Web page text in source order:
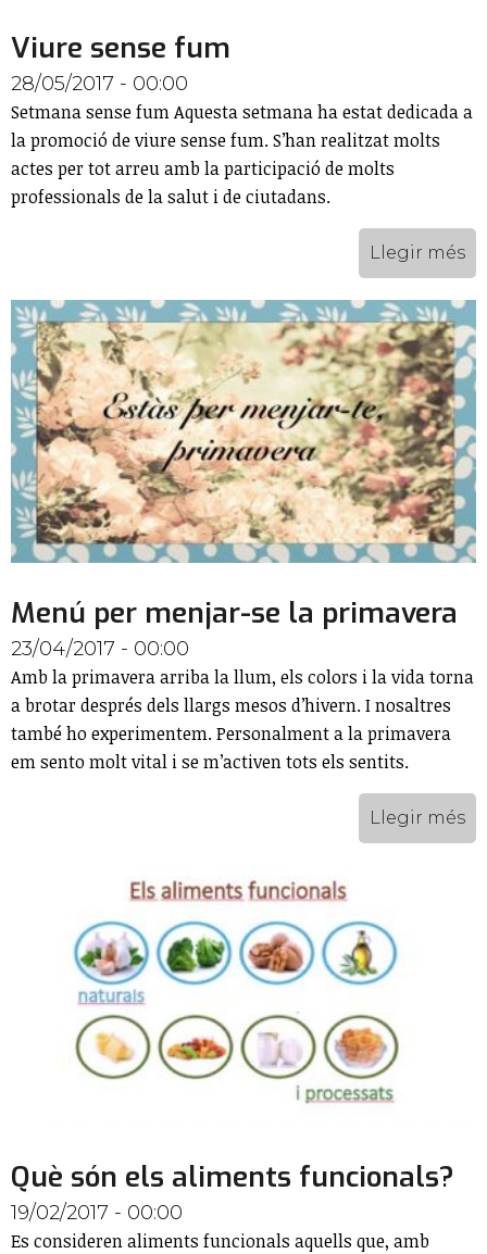
Viure sense fum
28/05/2017 - 00:00
Setmana sense fum Aquesta setmana ha estat dedicada a
la promoció de viure sense fum. S’han realitzat molts
actes per tot arreu amb la participació de molts
professionals de la salut i de ciutadans.
Llegir més
Menú per menjar-se la primavera
23/04/2017 - 00:00
Amb la primavera arriba la llum, els colors i la vida torna
a brotar després dels llargs mesos d’hivern. I nosaltres
també ho experimentem. Personalment a la primavera
em sento molt vital i se m’activen tots els sentits.
Llegir més
Què són els aliments funcionals?
19/02/2017 - 00:00
Es consideren aliments funcionals aquells que, amb